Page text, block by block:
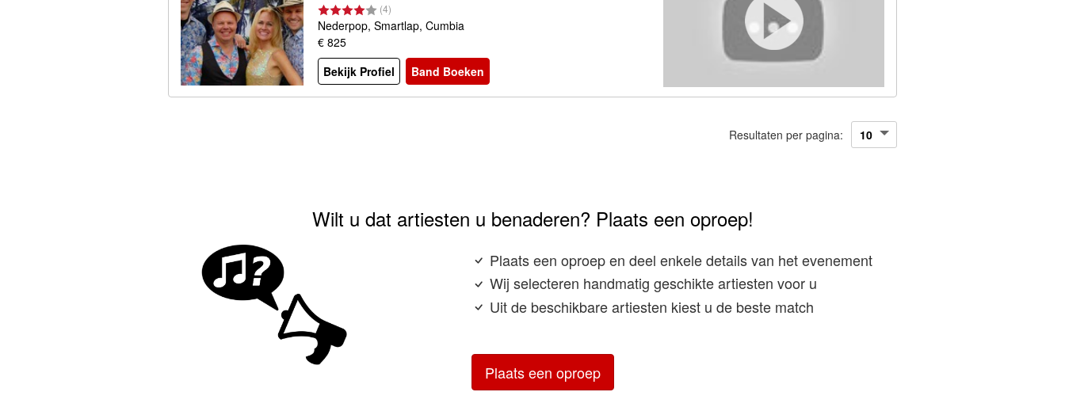
(4)
Nederpop, Smartlap, Cumbia
€ 825
Bekijk Profiel
Band Boeken
Resultaten per pagina:
Wilt u dat artiesten u benaderen? Plaats een oproep!
Plaats een oproep en deel enkele details van het evenement
Wij selecteren handmatig geschikte artiesten voor u
Uit de beschikbare artiesten kiest u de beste match
Plaats een oproep